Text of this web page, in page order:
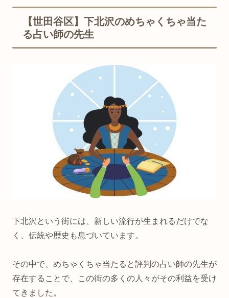
【世田谷区】下北沢のめちゃくちゃ当た
る占い師の先生
下北沢という街には、新しい流行が生まれるだけでな
く、伝統や歴史も息づいています。
その中で、めちゃくちゃ当たると評判の占い師の先生が
存在することで、この街の多くの人々がその利益を受け
てきました。